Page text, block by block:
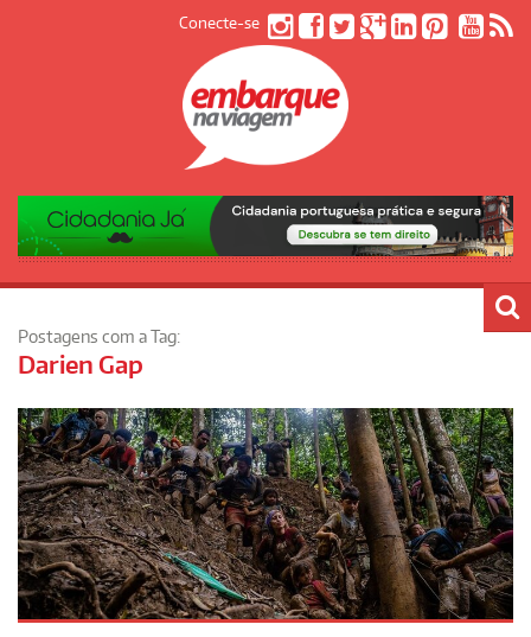
Conecte-se
Postagens com a Tag:
Darien Gap